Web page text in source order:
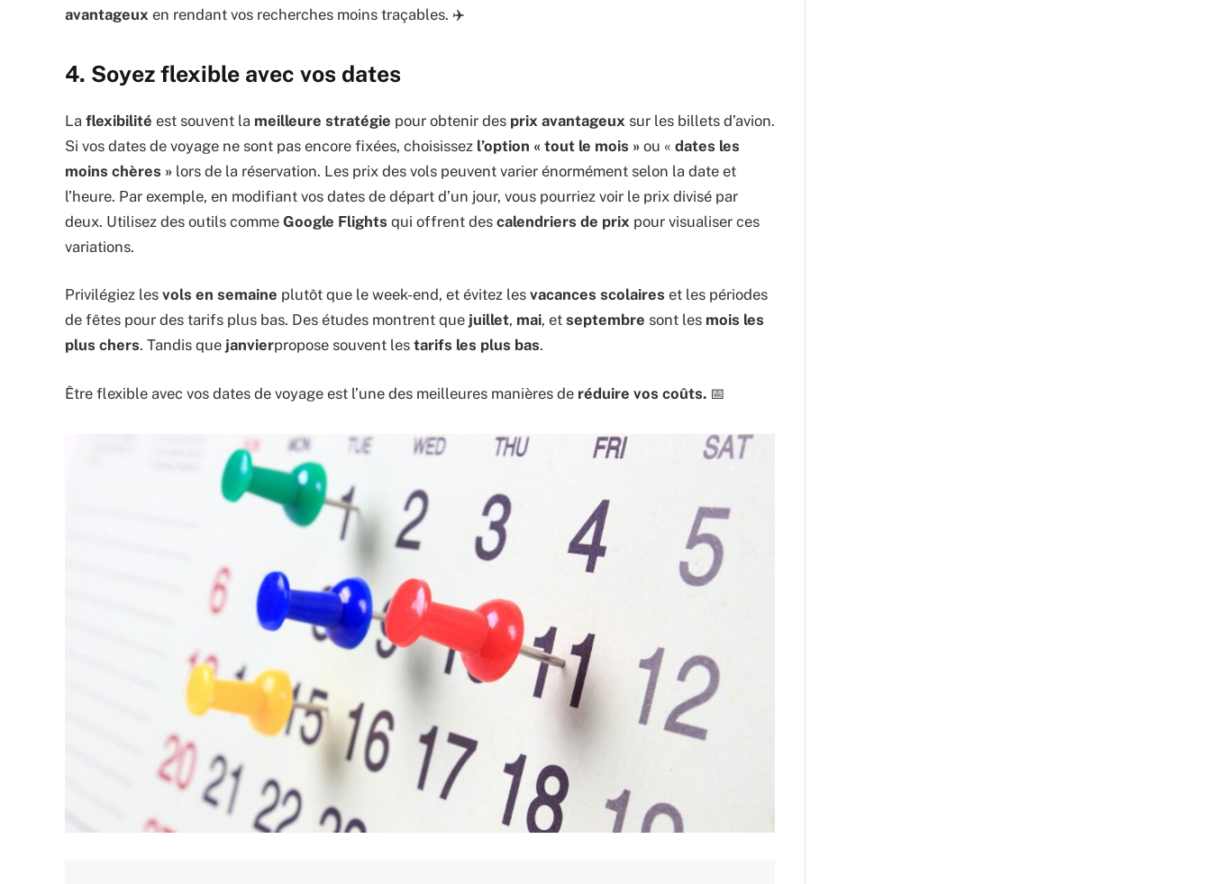
avantageux en rendant vos recherches moins traçables. ✈️
4. Soyez flexible avec vos dates
La flexibilité est souvent la meilleure stratégie pour obtenir des prix avantageux sur les billets d’avion.
Si vos dates de voyage ne sont pas encore fixées, choisissez l’option « tout le mois » ou « dates les
moins chères » lors de la réservation. Les prix des vols peuvent varier énormément selon la date et
l’heure. Par exemple, en modifiant vos dates de départ d’un jour, vous pourriez voir le prix divisé par
deux. Utilisez des outils comme Google Flights qui offrent des calendriers de prix pour visualiser ces
variations.
Privilégiez les vols en semaine plutôt que le week-end, et évitez les vacances scolaires et les périodes
de fêtes pour des tarifs plus bas. Des études montrent que juillet, mai, et septembre sont les mois les
plus chers. Tandis que janvierpropose souvent les tarifs les plus bas.
Être flexible avec vos dates de voyage est l’une des meilleures manières de réduire vos coûts. 📅